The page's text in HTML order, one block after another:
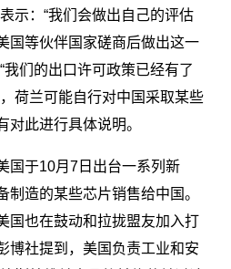
示：“我们会做出自己的评估
等伙伴国家磋商后做出这一
我们的出口许可政策已经有了
荷兰可能自行对中国采取某些
对此进行具体说明。
国于10月7日出台一系列新
制造的某些芯片销售给中国。
国也在鼓动和拉拢盟友加入打
博社提到，美国负责工业和安